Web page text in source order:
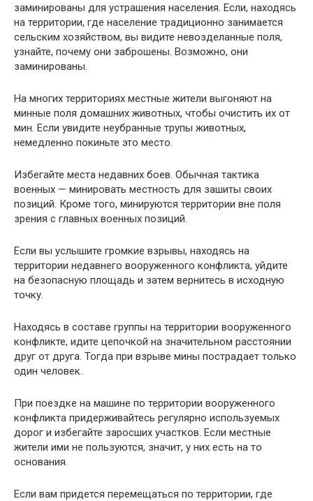
заминированы для устрашения населения. Если, находясь
на территории, где население традиционно занимается
сельским хозяйством, вы видите невозделанные поля,
узнайте, почему они заброшены. Возможно, они
заминированы.
На многих территориях местные жители выгоняют на
минные поля домашних животных, чтобы очистить их от
мин. Если увидите неубранные трупы животных,
немедленно покиньте это место.
Избегайте места недавних боев. Обычная тактика
военных — минировать местность для зашиты своих
позиций. Кроме того, минируются территории вне поля
зрения с главных военных позиций.
Если вы услышите громкие взрывы, находясь на
территории недавнего вооруженного конфликта, уйдите
на безопасную площадь и затем вернитесь в исходную
точку.
Находясь в составе группы на территории вооруженного
конфликте, идите цепочкой на значительном расстоянии
друг от друга. Тогда при взрыве мины пострадает только
один человек.
При поездке на машине по территории вооруженного
конфликта придерживайтесь регулярно используемых
дорог и избегайте заросших участков. Если местные
жители ими не пользуются, значит, у них есть на то
основания.
Если вам придется перемещаться по территории, где